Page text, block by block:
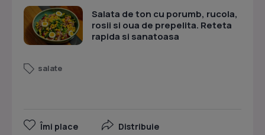
Salata de ton cu porumb, rucola,
rosii si oua de prepelita. Reteta
rapida si sanatoasa
salate
Îmi place Distribuie